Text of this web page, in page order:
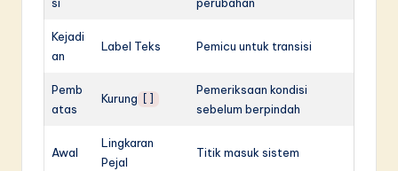
si perubahan
Kejadi
an
Label Teks Pemicu untuk transisi
Pemb
atas
Kurung
Pemeriksaan kondisi
sebelum berpindah
Awal
Lingkaran
Pejal
Titik masuk sistem